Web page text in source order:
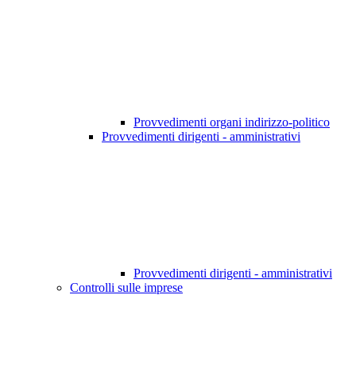
Provvedimenti organi indirizzo-politico
Provvedimenti dirigenti - amministrativi
Provvedimenti dirigenti - amministrativi
Controlli sulle imprese